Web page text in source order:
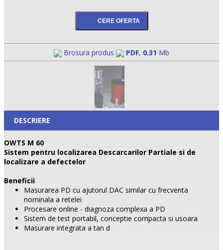
Brosura produs PDF, 0.31 Mb
DESCRIERE
OWTS M 60
Sistem pentru localizarea Descarcarilor Partiale si de
localizare a defectelor
Beneficii
Masurarea PD cu ajutorul DAC similar cu frecventa
nominala a retelei
Procesare online - diagnoza complexa a PD
Sistem de test portabil, conceptie compacta si usoara
Masurare integrata a tan d